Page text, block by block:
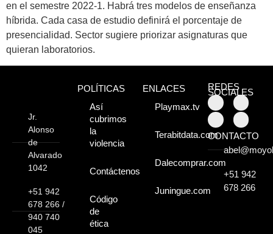
Moyobamba, está
lleno de atractivos
sorprendentes,
¡Descúbrelos!
en el semestre 2022-1. Habrá tres modelos de enseñanza
híbrida. Cada casa de estudio definirá el porcentaje de
presencialidad. Sector sugiere priorizar asignaturas que
quieran laboratorios.
Jr.
Alonso
de
Alvarado
1042
+51 942
678 266 /
940 740
045
POLÍTICAS
Así
cubrimos
la
violencia
Contáctenos
Código
de
ética
ENLACES
Playmax.tv
Terabitdata.com
Dalecomprar.com
Juningue.com
REDES
SOCIALES
CONTACTO
+51 942
678 266